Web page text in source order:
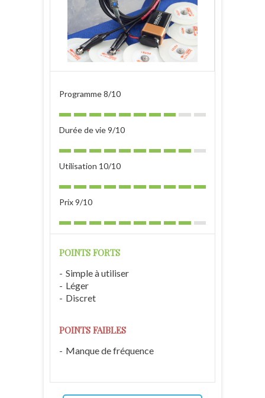
Programme 8/10
Durée de vie 9/10
Utilisation 10/10
Prix 9/10
POINTS FORTS
Simple à utiliser
Léger
Discret
POINTS FAIBLES
Manque de fréquence